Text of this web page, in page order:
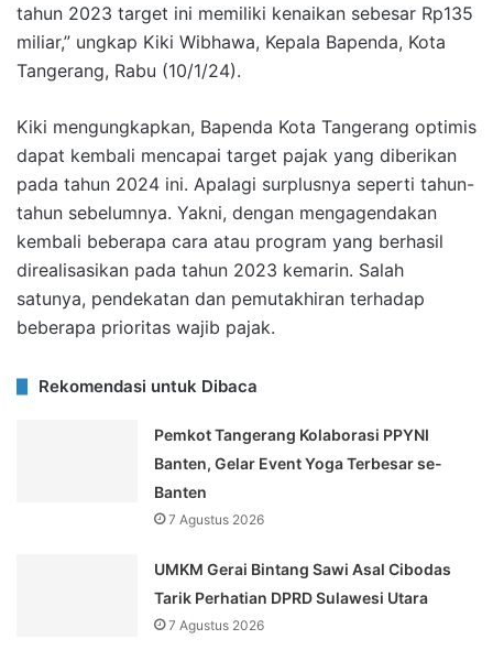
tahun 2023 target ini memiliki kenaikan sebesar Rp135
miliar,” ungkap Kiki Wibhawa, Kepala Bapenda, Kota
Tangerang, Rabu (10/1/24).
Kiki mengungkapkan, Bapenda Kota Tangerang optimis
dapat kembali mencapai target pajak yang diberikan
pada tahun 2024 ini. Apalagi surplusnya seperti tahun-
tahun sebelumnya. Yakni, dengan mengagendakan
kembali beberapa cara atau program yang berhasil
direalisasikan pada tahun 2023 kemarin. Salah
satunya, pendekatan dan pemutakhiran terhadap
beberapa prioritas wajib pajak.
Rekomendasi untuk Dibaca
Pemkot Tangerang Kolaborasi PPYNI
Banten, Gelar Event Yoga Terbesar se-
Banten
7 Agustus 2026
UMKM Gerai Bintang Sawi Asal Cibodas
Tarik Perhatian DPRD Sulawesi Utara
7 Agustus 2026